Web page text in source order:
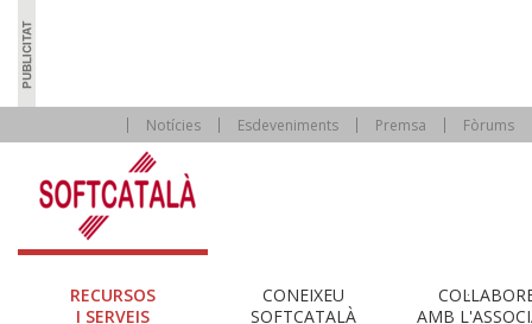
Notícies Esdeveniments Premsa Fòrums
RECURSOS
I SERVEIS
CONEIXEU
SOFTCATALÀ
AMB